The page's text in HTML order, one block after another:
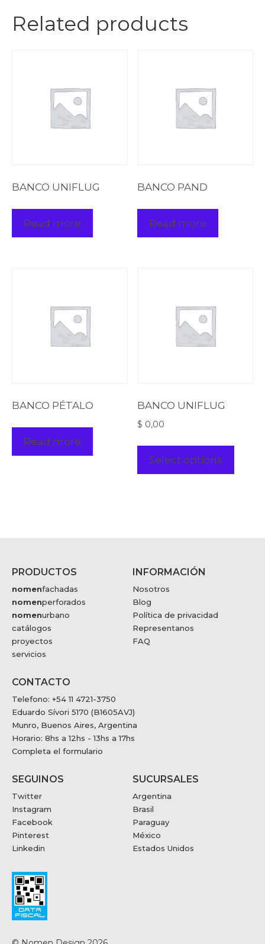
Related products
BANCO UNIFLUG
Read more
BANCO PAND
Read more
BANCO PÉTALO
Read more
BANCO UNIFLUG
$ 0,00
Select options
PRODUCTOS
nomenfachadas
nomenperforados
nomenurbano
catálogos
proyectos
servicios
INFORMACIÓN
Nosotros
Blog
Política de privacidad
Representanos
FAQ
CONTACTO
Telefono: +54 11 4721-3750
Eduardo Sívori 5170 (B1605AVJ)
Munro, Buenos Aires, Argentina
Horario: 8hs a 12hs - 13hs a 17hs
Completa el formulario
SEGUINOS
Twitter
Instagram
Facebook
Pinterest
Linkedin
SUCURSALES
Argentina
Brasil
Paraguay
México
Estados Unidos